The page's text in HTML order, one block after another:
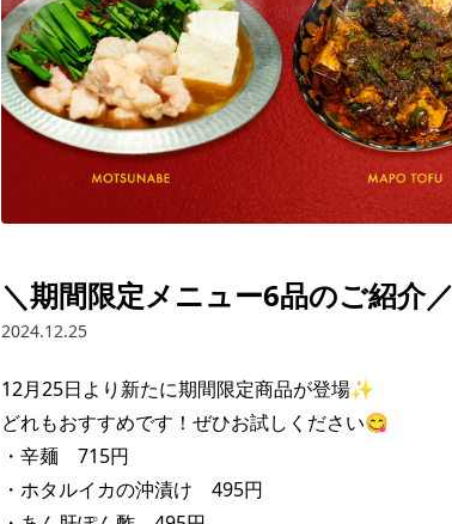
＼期間限定メニュー6品のご紹介／
2024.12.25
12月25日より新たに期間限定商品が登場✨
どれもおすすめです！ぜひお試しください😋
・辛麺　715円
・ホタルイカの沖漬け　495円